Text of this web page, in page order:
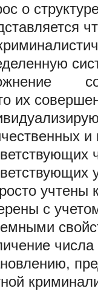
о
их
и
учтены
с